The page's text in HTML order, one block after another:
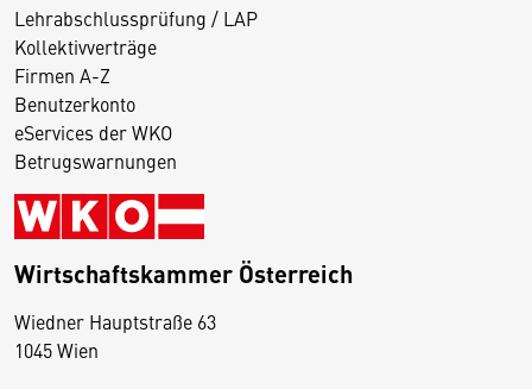
Lehrabschlussprüfung / LAP
Kollektivverträge
Firmen A-Z
Benutzerkonto
eServices der WKO
Betrugswarnungen
Wirtschaftskammer Österreich
Wiedner Hauptstraße 63
1045 Wien
D